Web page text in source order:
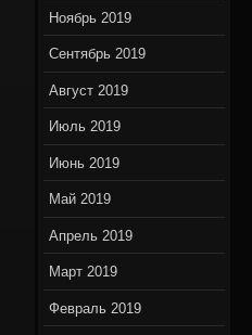
Ноябрь 2019
Сентябрь 2019
Август 2019
Июль 2019
Июнь 2019
Май 2019
Апрель 2019
Март 2019
Февраль 2019